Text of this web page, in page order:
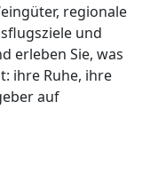
regionale
und
erleben Sie, was
ihre Ruhe, ihre
auf